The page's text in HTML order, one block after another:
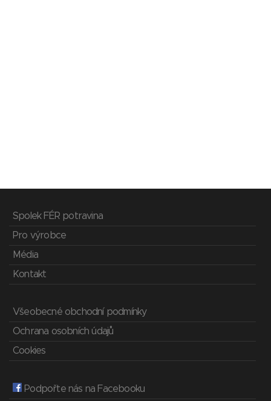
Spolek FÉR potravina
Pro výrobce
Média
Kontakt
Všeobecné obchodní podmínky
Ochrana osobních údajů
Cookies
Podpořte nás na Facebooku